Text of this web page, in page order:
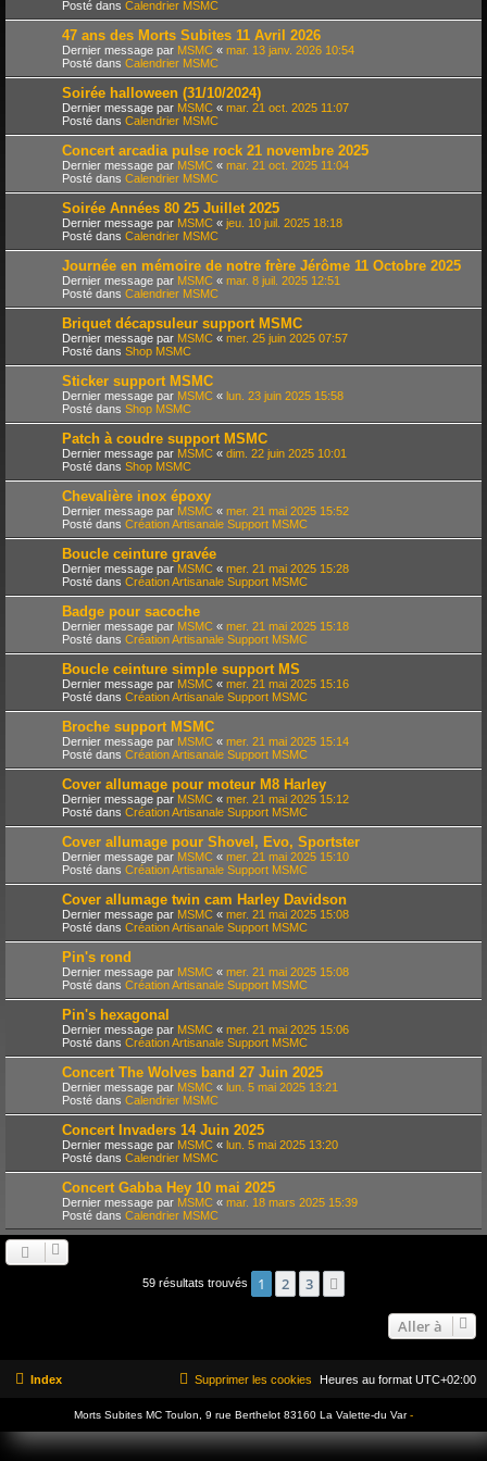
Posté dans Calendrier MSMC
47 ans des Morts Subites 11 Avril 2026
Dernier message par MSMC « mar. 13 janv. 2026 10:54
Posté dans Calendrier MSMC
Soirée halloween (31/10/2024)
Dernier message par MSMC « mar. 21 oct. 2025 11:07
Posté dans Calendrier MSMC
Concert arcadia pulse rock 21 novembre 2025
Dernier message par MSMC « mar. 21 oct. 2025 11:04
Posté dans Calendrier MSMC
Soirée Années 80 25 Juillet 2025
Dernier message par MSMC « jeu. 10 juil. 2025 18:18
Posté dans Calendrier MSMC
Journée en mémoire de notre frère Jérôme 11 Octobre 2025
Dernier message par MSMC « mar. 8 juil. 2025 12:51
Posté dans Calendrier MSMC
Briquet décapsuleur support MSMC
Dernier message par MSMC « mer. 25 juin 2025 07:57
Posté dans Shop MSMC
Sticker support MSMC
Dernier message par MSMC « lun. 23 juin 2025 15:58
Posté dans Shop MSMC
Patch à coudre support MSMC
Dernier message par MSMC « dim. 22 juin 2025 10:01
Posté dans Shop MSMC
Chevalière inox époxy
Dernier message par MSMC « mer. 21 mai 2025 15:52
Posté dans Création Artisanale Support MSMC
Boucle ceinture gravée
Dernier message par MSMC « mer. 21 mai 2025 15:28
Posté dans Création Artisanale Support MSMC
Badge pour sacoche
Dernier message par MSMC « mer. 21 mai 2025 15:18
Posté dans Création Artisanale Support MSMC
Boucle ceinture simple support MS
Dernier message par MSMC « mer. 21 mai 2025 15:16
Posté dans Création Artisanale Support MSMC
Broche support MSMC
Dernier message par MSMC « mer. 21 mai 2025 15:14
Posté dans Création Artisanale Support MSMC
Cover allumage pour moteur M8 Harley
Dernier message par MSMC « mer. 21 mai 2025 15:12
Posté dans Création Artisanale Support MSMC
Cover allumage pour Shovel, Evo, Sportster
Dernier message par MSMC « mer. 21 mai 2025 15:10
Posté dans Création Artisanale Support MSMC
Cover allumage twin cam Harley Davidson
Dernier message par MSMC « mer. 21 mai 2025 15:08
Posté dans Création Artisanale Support MSMC
Pin's rond
Dernier message par MSMC « mer. 21 mai 2025 15:08
Posté dans Création Artisanale Support MSMC
Pin's hexagonal
Dernier message par MSMC « mer. 21 mai 2025 15:06
Posté dans Création Artisanale Support MSMC
Concert The Wolves band 27 Juin 2025
Dernier message par MSMC « lun. 5 mai 2025 13:21
Posté dans Calendrier MSMC
Concert Invaders 14 Juin 2025
Dernier message par MSMC « lun. 5 mai 2025 13:20
Posté dans Calendrier MSMC
Concert Gabba Hey 10 mai 2025
Dernier message par MSMC « mar. 18 mars 2025 15:39
Posté dans Calendrier MSMC
59 résultats trouvés 1 2 3
Aller à
Index Heures au format UTC+02:00
Supprimer les cookies
Morts Subites MC Toulon, 9 rue Berthelot 83160 La Valette-du Var-